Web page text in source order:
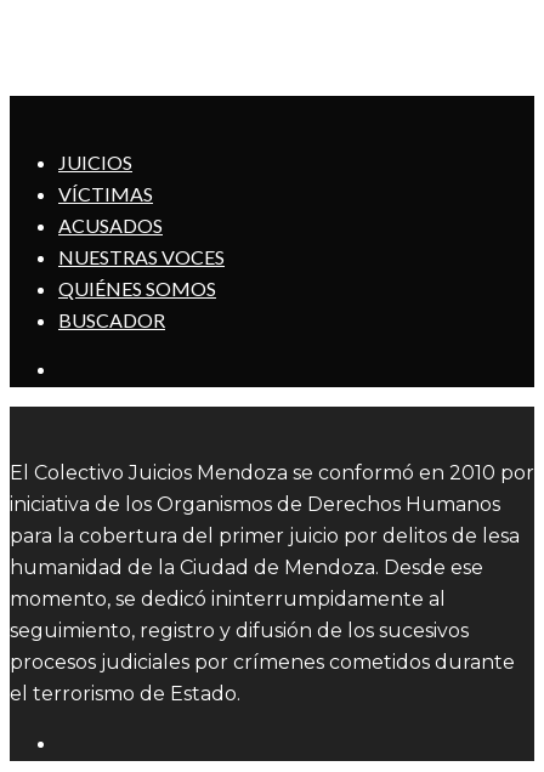
JUICIOS
VÍCTIMAS
ACUSADOS
NUESTRAS VOCES
QUIÉNES SOMOS
BUSCADOR
El Colectivo Juicios Mendoza se conformó en 2010 por
iniciativa de los Organismos de Derechos Humanos
para la cobertura del primer juicio por delitos de lesa
humanidad de la Ciudad de Mendoza. Desde ese
momento, se dedicó ininterrumpidamente al
seguimiento, registro y difusión de los sucesivos
procesos judiciales por crímenes cometidos durante
el terrorismo de Estado.